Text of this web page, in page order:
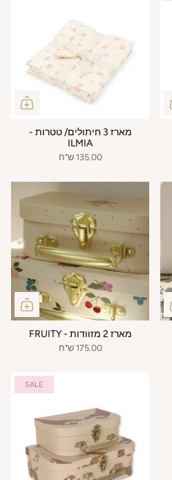
מארז 3 חיתולים/ טטרות -
ILMIA
135.00 ש"ח
מארז 2 מזוודות - FRUITY
175.00 ש"ח
SALE